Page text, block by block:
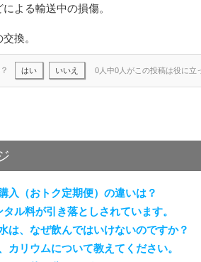
よる輸送中の損傷。
換。
はい いいえ 0人中0人がこの投稿は役に立
入（おトク定期便）の違いは？
ル料が引き落としされています。
は、なぜ飲んではいけないのですか？
カリウムについて教えてください。